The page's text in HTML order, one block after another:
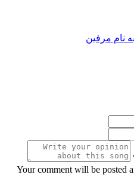
Your comment will be posted